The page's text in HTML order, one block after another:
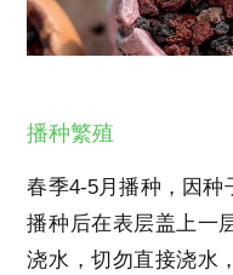
播种繁殖
春季4-5月播种，因种
播种后在表层盖上一
浇水，切勿直接浇水